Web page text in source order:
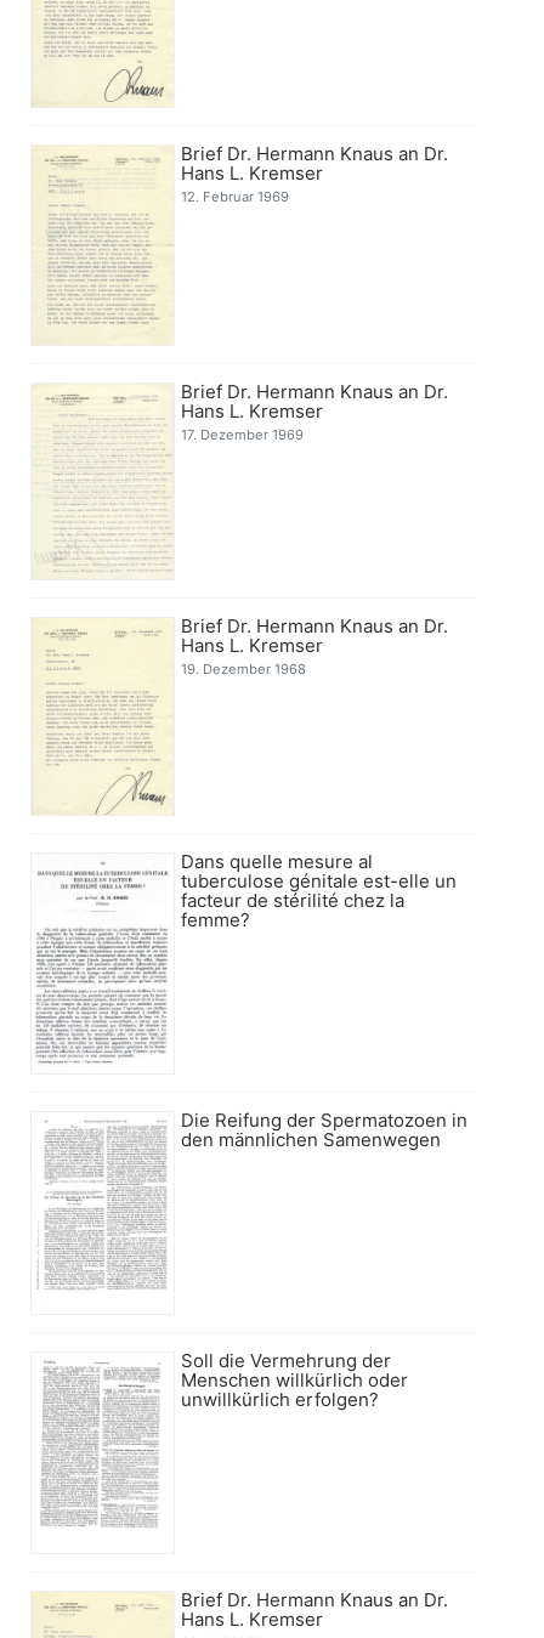
Brief Dr. Hermann Knaus an Dr.
Hans L. Kremser
12. Februar 1969
Brief Dr. Hermann Knaus an Dr.
Hans L. Kremser
17. Dezember 1969
Brief Dr. Hermann Knaus an Dr.
Hans L. Kremser
19. Dezember 1968
Dans quelle mesure al
tuberculose génitale est-elle un
facteur de stérilité chez la
femme?
Die Reifung der Spermatozoen in
den männlichen Samenwegen
Soll die Vermehrung der
Menschen willkürlich oder
unwillkürlich erfolgen?
Brief Dr. Hermann Knaus an Dr.
Hans L. Kremser